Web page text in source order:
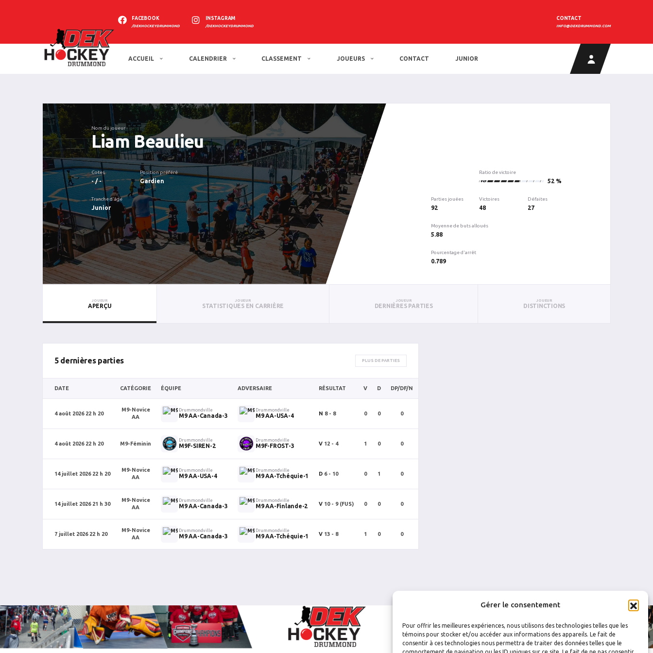
Gérer le consentement
Pour offrir les meilleures expériences, nous utilisons des technologies telles que les
témoins pour stocker et/ou accéder aux informations des appareils. Le fait de
consentir à ces technologies nous permettra de traiter des données telles que le
FACEBOOK
/DEKHOCKEYDRUMMOND
INSTAGRAM
/DEKHOCKEYDRUMMOND
CONTACT
INFO@DEKDRUMMOND.COM
ACCUEIL CALENDRIER CLASSEMENT JOUEURS CONTACT JUNIOR
Nom du joueur
Liam Beaulieu
Cotes
- / -
Position préféré
Gardien
Tranche d'âge
Junior
Ratio de victoire
48 52 %
Parties jouées
92
Victoires
48
Défaites
27
Moyenne de buts alloués
5.88
Pourcentage d'arrêt
0.789
JOUEUR
APERÇU
JOUEUR
STATISTIQUES EN CARRIÈRE
JOUEUR
DERNIÈRES PARTIES
JOUEUR
DISTINCTIONS
5 dernières parties PLUS DE PARTIES
DATE CATÉGORIE ÉQUIPE ADVERSAIRE RÉSULTAT V D DP/DF/N
4 août 2026 22 h 20
M9-Novice
AA
Drummondville
M9 AA-Canada-3
Drummondville
M9 AA-USA-4 N 8 - 8 0 0 0
4 août 2026 22 h 20 M9-Féminin
Drummondville
M9F-SIREN-2
Drummondville
M9F-FROST-3 V 12 - 4 1 0 0
14 juillet 2026 22 h 20
M9-Novice
AA
Drummondville
M9 AA-USA-4
Drummondville
M9 AA-Tchéquie-1 D 6 - 10 0 1 0
14 juillet 2026 21 h 30
M9-Novice
AA
Drummondville
M9 AA-Canada-3
Drummondville
M9 AA-Finlande-2 V 10 - 9 (FUS) 0 0 0
7 juillet 2026 22 h 20
M9-Novice
AA
Drummondville
M9 AA-Canada-3
Drummondville
M9 AA-Tchéquie-1 V 13 - 8 1 0 0